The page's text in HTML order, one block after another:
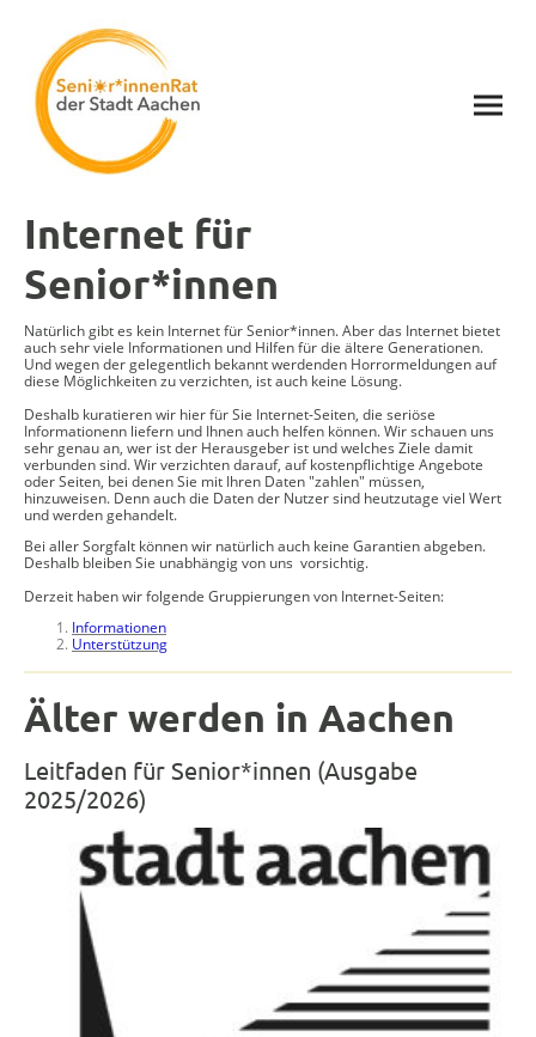
Internet für
Senior*innen
Natürlich gibt es kein Internet für Senior*innen. Aber das Internet bietet
auch sehr viele Informationen und Hilfen für die ältere Generationen.
Und wegen der gelegentlich bekannt werdenden Horrormeldungen auf
diese Möglichkeiten zu verzichten, ist auch keine Lösung.
Deshalb kuratieren wir hier für Sie Internet-Seiten, die seriöse
Informationenn liefern und Ihnen auch helfen können. Wir schauen uns
sehr genau an, wer ist der Herausgeber ist und welches Ziele damit
verbunden sind. Wir verzichten darauf, auf kostenpflichtige Angebote
oder Seiten, bei denen Sie mit Ihren Daten "zahlen" müssen,
hinzuweisen. Denn auch die Daten der Nutzer sind heutzutage viel Wert
und werden gehandelt.
Bei aller Sorgfalt können wir natürlich auch keine Garantien abgeben.
Deshalb bleiben Sie unabhängig von uns vorsichtig.
Derzeit haben wir folgende Gruppierungen von Internet-Seiten:
Informationen
Unterstützung
Älter werden in Aachen
Leitfaden für Senior*innen (Ausgabe
2025/2026)